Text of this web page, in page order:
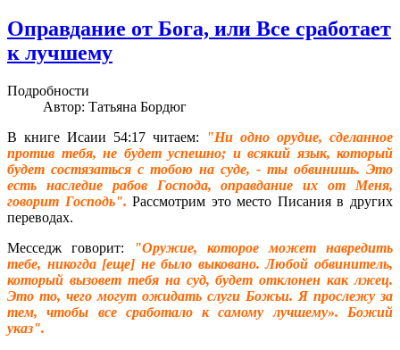
Оправдание от Бога, или Все сработает
к лучшему
Подробности
Автор: Татьяна Бордюг
В книге Исаии 54:17 читаем:
"Ни одно орудие, сделанное
против тебя, не будет успешно; и всякий язык, который
будет состязаться с тобою на суде, - ты обвинишь. Это
есть наследие рабов Господа, оправдание их от Меня,
говорит Господь". Рассмотрим это место Писания в других
переводах.
Месседж говорит:
"Оружие, которое может навредить
тебе, никогда [еще] не было выковано. Любой обвинитель,
который вызовет тебя на суд, будет отклонен как лжец.
Это то, чего могут ожидать слуги Божьи. Я прослежу за
тем, чтобы все сработало к самому лучшему». Божий
указ".